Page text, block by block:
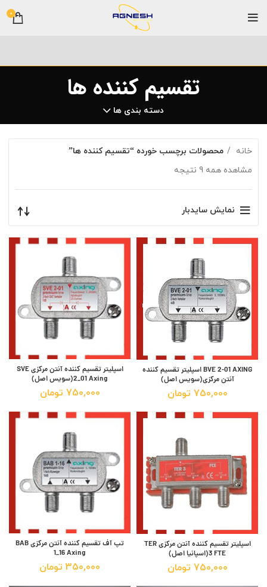
0
تقسیم کننده ها
دسته بندی ها
خانه
محصولات برچسب خورده “تقسیم کننده ها”
مشاهده همه 9 نتیجه
نمایش سایدبار
BVE 2-01 AXING اسپلیتر تقسیم کننده
آنتن مرکزی(سویس اصل)
750,000 تومان
اسپلیتر تقسیم کننده آنتن مرکزی SVE
2_01 Axing(سویس اصل)
750,000 تومان
اسپلیتر تقسیم کننده آنتن مرکزی TER
3 FTE(اسپانیا اصل)
750,000 تومان
تپ آف تقسیم کننده آنتن مرکزی BAB
1_16 Axing
350,000 تومان